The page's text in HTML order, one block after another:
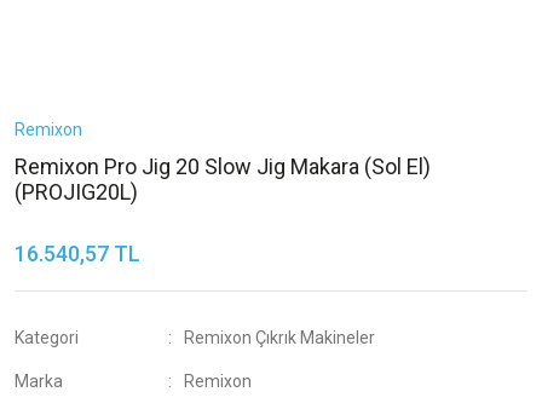
Remixon
Remixon Pro Jig 20 Slow Jig Makara (Sol El)
(PROJIG20L)
16.540,57 TL
Kategori Remixon Çıkrık Makineler
Marka Remixon